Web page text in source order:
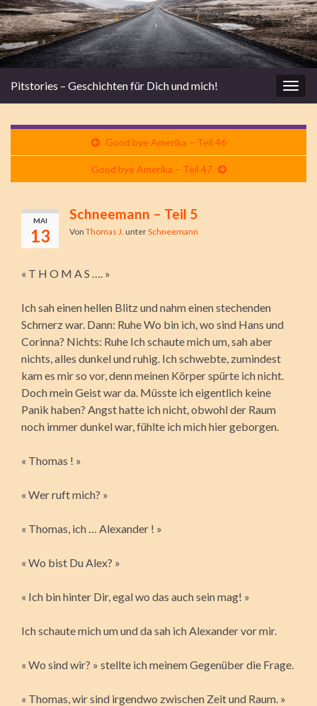
Pitstories – Geschichten für Dich und mich!
Good bye Amerika – Teil 46
Good bye Amerika – Teil 47
MAI
13
Schneemann – Teil 5
Von Thomas J. unterSchneemann
« T H O M A S …. »
Ich sah einen hellen Blitz und nahm einen stechenden
Schmerz war. Dann: Ruhe Wo bin ich, wo sind Hans und
Corinna? Nichts: Ruhe Ich schaute mich um, sah aber
nichts, alles dunkel und ruhig. Ich schwebte, zumindest
kam es mir so vor, denn meinen Körper spürte ich nicht.
Doch mein Geist war da. Müsste ich eigentlich keine
Panik haben? Angst hatte ich nicht, obwohl der Raum
noch immer dunkel war, fühlte ich mich hier geborgen.
« Thomas ! »
« Wer ruft mich? »
« Thomas, ich … Alexander ! »
« Wo bist Du Alex? »
« Ich bin hinter Dir, egal wo das auch sein mag! »
Ich schaute mich um und da sah ich Alexander vor mir.
« Wo sind wir? » stellte ich meinem Gegenüber die Frage.
« Thomas, wir sind irgendwo zwischen Zeit und Raum. »